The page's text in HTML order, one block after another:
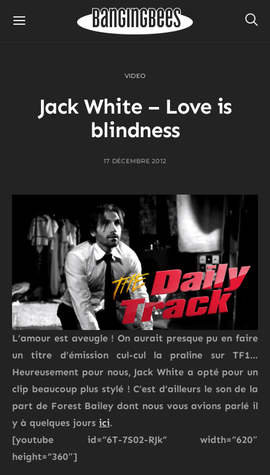
VIDEO
Jack White – Love is
blindness
17 DÉCEMBRE 2012
L’amour est aveugle ! On aurait presque pu en faire
un titre d’émission cul-cul la praline sur TF1…
Heureusement pour nous, Jack White a opté pour un
clip beaucoup plus stylé ! C’est d’ailleurs le son de la
part de Forest Bailey dont nous vous avions parlé il
y à quelques jours ici.
[youtube id=”6T-7S02-RJk” width=”620″
height=”360″]